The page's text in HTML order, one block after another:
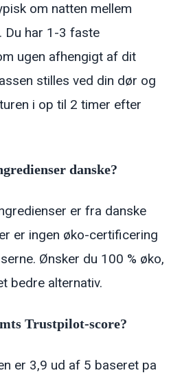
om natten mellem
Du har 1-3 faste
ugen afhengigt af dit
stilles ved din dør og
i op til 2 timer efter
danske?
er fra danske
er ingen øko-certificering
Ønsker du 100 % øko,
bedre alternativ.
Trustpilot-score?
er 3,9 ud af 5 baseret pa